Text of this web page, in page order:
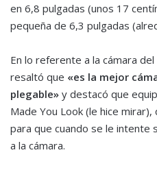
en 6,8 pulgadas (unos 17
pequeña de 6,3 pulgadas
En lo referente a la cámara
resaltó que «es la mejor
plegable» y destacó que
Made You Look (le hice
para que cuando se le intente
a la cámara.